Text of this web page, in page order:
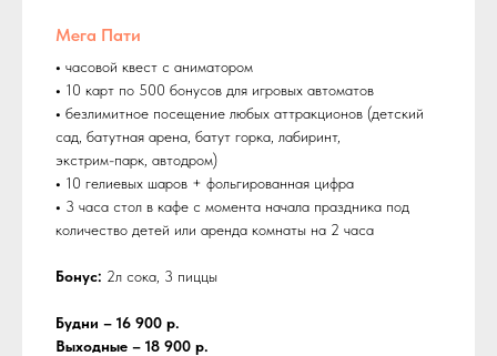
Мега Пати
• часовой квест с аниматором
• 10 карт по 500 бонусов для игровых автоматов
• безлимитное посещение любых аттракционов (детский
сад, батутная арена, батут горка, лабиринт,
экстрим-парк, автодром)
• 10 гелиевых шаров + фольгированная цифра
• 3 часа стол в кафе с момента начала праздника под
количество детей или аренда комнаты на 2 часа
Бонус: 2л сока, 3 пиццы
Будни – 16 900 р.
Выходные – 18 900 р.